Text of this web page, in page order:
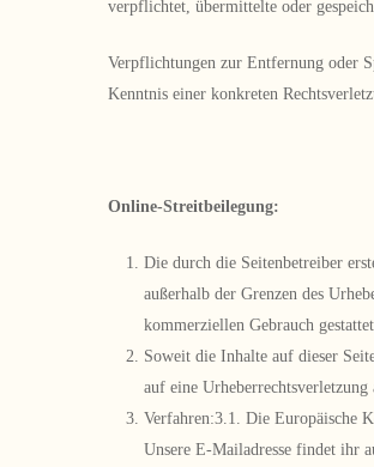
verpflichtet, übermittelte oder
Verpflichtungen zur Entfernung oder
Kenntnis einer konkreten
Online-Streitbeilegung:
Die durch die Seitenbetreiber
außerhalb der Grenzen des
kommerziellen Gebrauch
Soweit die Inhalte auf dieser
auf eine
Verfahren:3.1. Die Europäische
Unsere E-Mailadresse findet ihr